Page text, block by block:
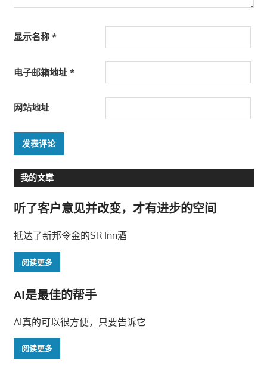
显示名称 *
电子邮箱地址 *
网站地址
我的文章
听了客户意见并改变，才有进步的空间
抵达了新邦令金的SR Inn酒
阅读更多
AI是最佳的帮手
AI真的可以很方便，只要告诉它
阅读更多